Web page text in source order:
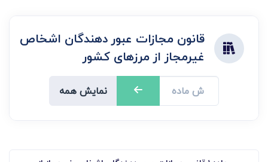
قانون مجازات عبور دهندگان اشخاص
غیرمجاز از مرزهای کشور
نمایش همه